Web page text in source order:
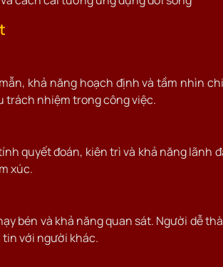
khả năng hoạch định và tầm nhìn
trách nhiệm trong công việc.
quyết đoán, kiên trì và khả năng lãnh
xúc.
bén và khả năng quan sát. Người dễ
với người khác.